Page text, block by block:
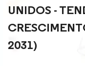
UNIDOS -
2031)